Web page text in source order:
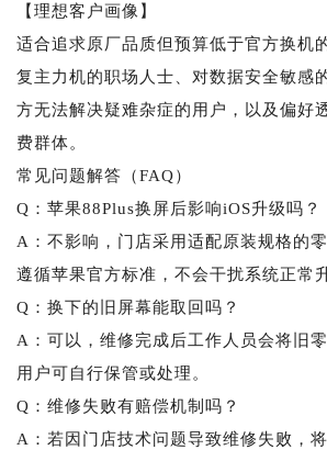
【理想客户画像】
适合追求原厂品质但预算低于官方换机
复主力机的职场人士、对数据安全敏感
方无法解决疑难杂症的用户，以及偏好
费群体。
常见问题解答（FAQ）
Q：苹果88Plus换屏后影响iOS升级吗？
A：不影响，门店采用适配原装规格的
遵循苹果官方标准，不会干扰系统正常
Q：换下的旧屏幕能取回吗？
A：可以，维修完成后工作人员会将旧
用户可自行保管或处理。
Q：维修失败有赔偿机制吗？
A：若因门店技术问题导致维修失败，